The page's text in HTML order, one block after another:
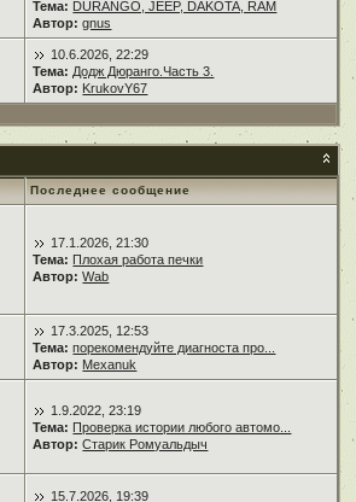
Тема: DURANGO, JEEP, DAKOTA, RAM
Автор: gnus
10.6.2026, 22:29
Тема: Додж Дюранго.Часть 3.
Автор: KrukovY67
Последнее сообщение
17.1.2026, 21:30
Тема: Плохая работа печки
Автор: Wab
17.3.2025, 12:53
Тема: порекомендуйте диагноста про...
Автор: Mexanuk
1.9.2022, 23:19
Тема: Проверка истории любого автомо...
Автор: Старик Ромуальдыч
15.7.2026, 19:39